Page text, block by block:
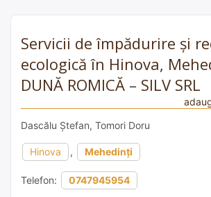
Servicii de împădurire și
ecologică în Hinova,
DUNĂ ROMICĂ – SILV SRL
Dascălu Ștefan, Tomori Doru
Hinova , Mehedinți
Telefon: 0747945954